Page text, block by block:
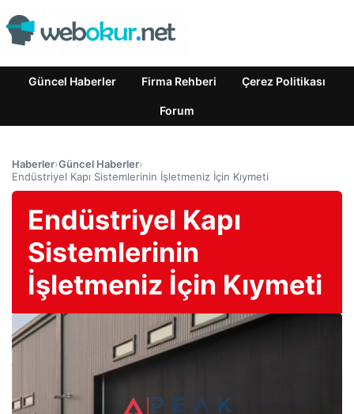
Güncel Haberler Firma Rehberi Çerez Politikası
Forum
Haberler›Güncel Haberler›
Endüstriyel Kapı Sistemlerinin İşletmeniz İçin Kıymeti
Endüstriyel Kapı
Sistemlerinin
İşletmeniz İçin Kıymeti